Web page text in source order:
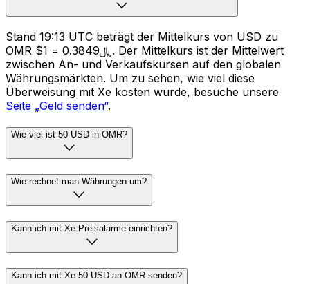
Stand 19:13 UTC beträgt der Mittelkurs von USD zu
OMR $1 = ﷼0.3849. Der Mittelkurs ist der Mittelwert
zwischen An- und Verkaufskursen auf den globalen
Währungsmärkten. Um zu sehen, wie viel diese
Überweisung mit Xe kosten würde, besuche unsere
Seite „Geld senden“.
Wie viel ist 50 USD in OMR?
Wie rechnet man Währungen um?
Kann ich mit Xe Preisalarme einrichten?
Kann ich mit Xe 50 USD an OMR senden?